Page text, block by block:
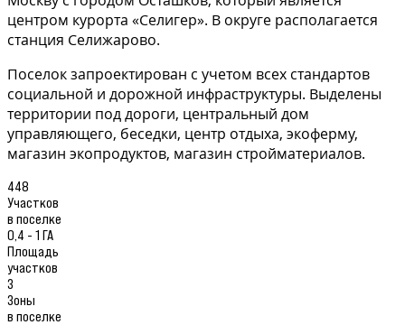
центром курорта «Селигер». В округе располагается
станция Селижарово.
Поселок запроектирован с учетом всех стандартов
социальной и дорожной инфраструктуры. Выделены
территории под дороги, центральный дом
управляющего, беседки, центр отдыха, экоферму,
магазин экопродуктов, магазин стройматериалов.
448
Участков
в поселке
0,4 - 1 ГА
Площадь
участков
3
Зоны
в поселке